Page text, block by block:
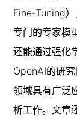
Fine-Tuning
专门的专家模
还能通过强化
OpenAI的研
领域具有广泛
析工作。文章